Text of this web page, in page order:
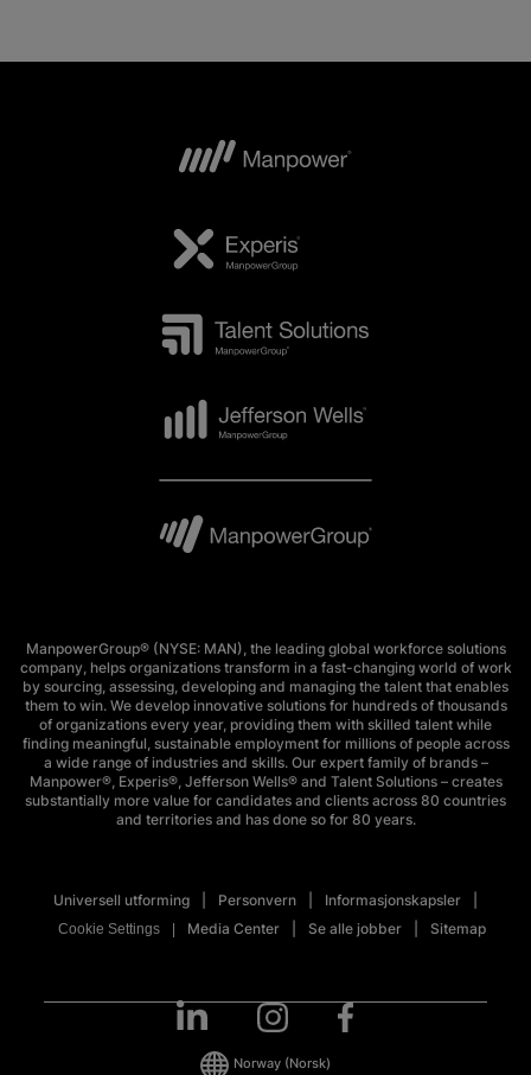
ManpowerGroup® (NYSE: MAN), the leading global workforce solutions
company, helps organizations transform in a fast-changing world of work
by sourcing, assessing, developing and managing the talent that enables
them to win. We develop innovative solutions for hundreds of thousands
of organizations every year, providing them with skilled talent while
finding meaningful, sustainable employment for millions of people across
a wide range of industries and skills. Our expert family of brands –
Manpower®, Experis®, Jefferson Wells® and Talent Solutions – creates
substantially more value for candidates and clients across 80 countries
and territories and has done so for 80 years.
Universell utforming Personvern Informasjonskapsler
Cookie Settings Media Center Se alle jobber Sitemap
Norway (Norsk)